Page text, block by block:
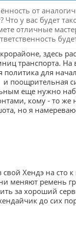
от
Что у вас будет
отличные
здесь
транспорта. На
для
поощрительная
еще нужно
кому - то же
но я
Хендэ на сто
меняют ремень
за хороший
до сих